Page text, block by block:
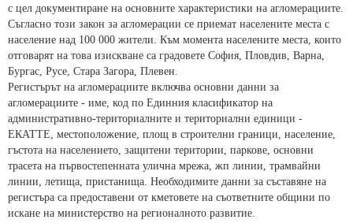
с цел документиране на основните характеристики на агломерациите.
Съгласно този закон за агломерации се приемат населените места с
население над 100 000 жители. Към момента населените места, които
отговарят на това изискване са градовете София, Пловдив, Варна,
Бургас, Русе, Стара Загора, Плевен.
Регистърът на агломерациите включва основни данни за
агломерациите - име, код по Единния класификатор на
административно-териториалните и териториални единици -
ЕКАТТЕ, местоположение, площ в строителни граници, население,
гъстота на населението, защитени територии, паркове, основни
трасета на първостепенната улична мрежа, жп линии, трамвайни
линии, летища, пристанища. Необходимите данни за съставяне на
регистъра са предоставени от кметовете на съответните общини по
искане на министерство на регионалното развитие.